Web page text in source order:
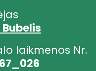
laikmenos Nr.